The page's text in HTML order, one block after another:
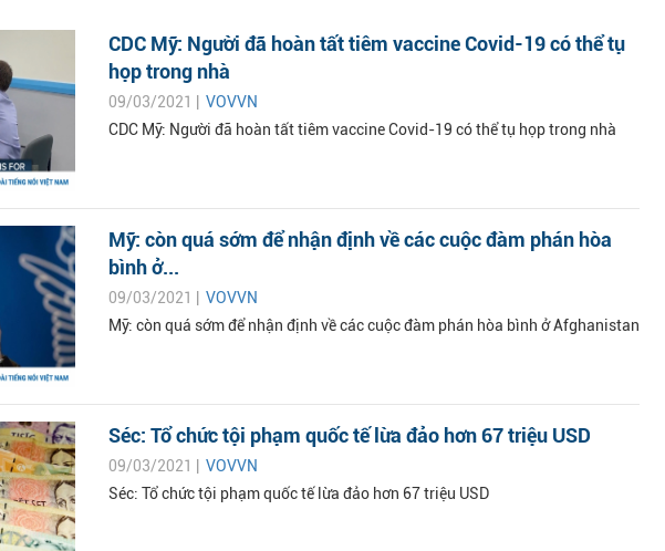
CDC Mỹ: Người đã hoàn tất tiêm vaccine Covid-19 có thể tụ
họp trong nhà
09/03/2021 | VOVVN
CDC Mỹ: Người đã hoàn tất tiêm vaccine Covid-19 có thể tụ họp trong nhà
Mỹ: còn quá sớm để nhận định về các cuộc đàm phán hòa
bình ở...
09/03/2021 | VOVVN
Mỹ: còn quá sớm để nhận định về các cuộc đàm phán hòa bình ở Afghanistan
Séc: Tổ chức tội phạm quốc tế lừa đảo hơn 67 triệu USD
09/03/2021 | VOVVN
Séc: Tổ chức tội phạm quốc tế lừa đảo hơn 67 triệu USD